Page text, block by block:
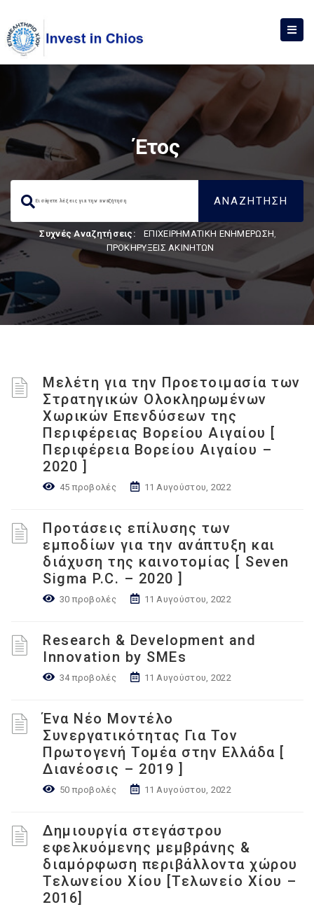
Έτος
Συχνές Αναζητήσεις: ΕΠΙΧΕΙΡΗΜΑΤΙΚΗ ΕΝΗΜΕΡΩΣΗ,
ΠΡΟΚΗΡΥΞΕΙΣ ΑΚΙΝΗΤΩΝ
Μελέτη για την Προετοιμασία των
Στρατηγικών Ολοκληρωμένων
Χωρικών Επενδύσεων της
Περιφέρειας Βορείου Αιγαίου [
Περιφέρεια Βορείου Αιγαίου –
2020 ]
45 προβολές 11 Αυγούστου, 2022
Προτάσεις επίλυσης των
εμποδίων για την ανάπτυξη και
διάχυση της καινοτομίας [ Seven
Sigma P.C. – 2020 ]
30 προβολές 11 Αυγούστου, 2022
Research & Development and
Innovation by SMEs
34 προβολές 11 Αυγούστου, 2022
Ένα Νέο Μοντέλο
Συνεργατικότητας Για Τον
Πρωτογενή Τομέα στην Ελλάδα [
Διανέοσις – 2019 ]
50 προβολές 11 Αυγούστου, 2022
Δημιουργία στεγάστρου
εφελκυόμενης μεμβράνης &
διαμόρφωση περιβάλλοντα χώρου
Τελωνείου Χίου [Τελωνείο Χίου –
2016]